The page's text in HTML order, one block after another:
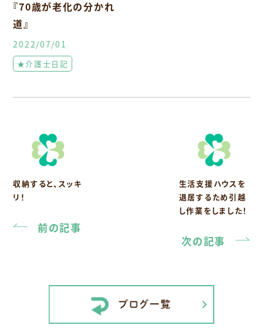
『70歳が老化の分かれ
道』
2022/07/01
★介護士日記
収納すると、スッキ
リ！
前の記事
生活支援ハウスを
退居するため引越
し作業をしました！
次の記事